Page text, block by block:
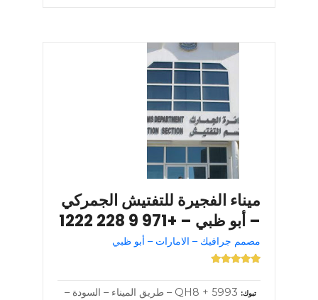
ميناء الفجيرة للتفتيش الجمركي
– أبو ظبي – +971 9 228 1222
مصمم جرافيك – الامارات – أبو ظبي
تبوك
5993 + QH8 – طريق الميناء – السودة –